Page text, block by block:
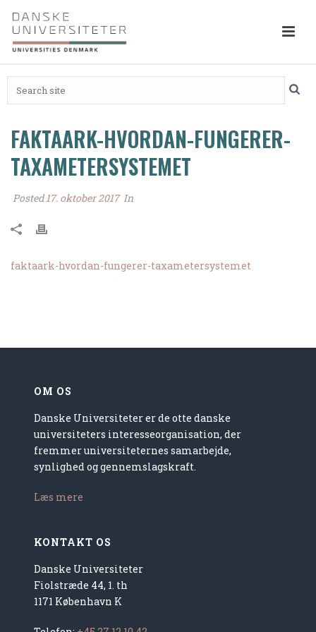
FAKTAARK-HVORDAN-FUNGERER-
TAXAMETERSYSTEMET
Posted17. oktober 2017 In
faktaark-hvordan-fungerer-taxametersystemet
OM OS
Danske Universiteter er de otte danske
universiteters interesseorganisation, der
fremmer universiteternes samarbejde,
synlighed og gennemslagskraft.
Læs mere
KONTAKT OS
Danske Universiteter
Fiolstræde 44, 1. th
1171 København K